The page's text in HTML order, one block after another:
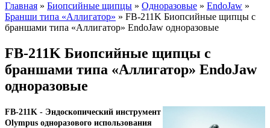
Главная » Биопсийные щипцы » Одноразовые » EndoJaw »
Бранши типа «Аллигатор» » FB-211K Биопсийные щипцы с
браншами типа «Аллигатор» EndoJaw одноразовые
FB-211K Биопсийные щипцы с
браншами типа «Аллигатор» EndoJaw
одноразовые
FB-211K - Эндоскопический инструмент
Olympus одноразового использования